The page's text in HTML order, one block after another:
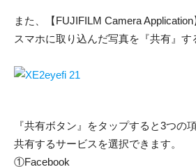
また、【FUJIFILM Camera
スマホに取り込んだ写真を『共有』す
『共有ボタン』をタップすると3つの
共有するサービスを選択できます。
①Facebook